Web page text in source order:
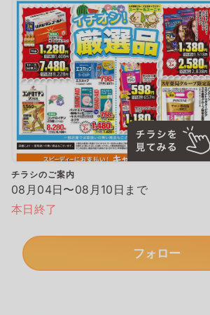
チラシのご案内
08月04日〜08月10日まで
本日終了
フォロー